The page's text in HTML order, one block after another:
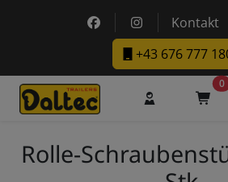
Skip to main content
https:// https://Kontakt
+43 676 777
0
Rolle-